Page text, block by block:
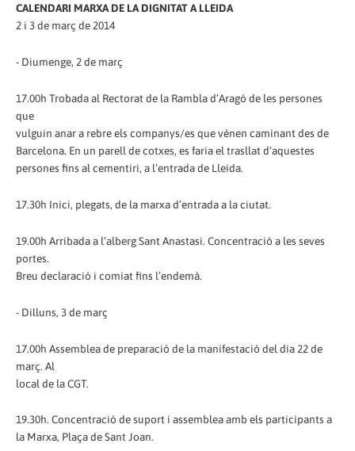
CALENDARI MARXA DE LA DIGNITAT A LLEIDA
2 i 3 de març de 2014
- Diumenge, 2 de març
17.00h Trobada al Rectorat de la Rambla d’Aragó de les persones
que
vulguin anar a rebre els companys/es que vénen caminant des de
Barcelona. En un parell de cotxes, es faria el trasllat d’aquestes
persones fins al cementiri, a l’entrada de Lleida.
17.30h Inici, plegats, de la marxa d’entrada a la ciutat.
19.00h Arribada a l’alberg Sant Anastasi. Concentració a les seves
portes.
Breu declaració i comiat fins l’endemà.
- Dilluns, 3 de març
17.00h Assemblea de preparació de la manifestació del dia 22 de
març. Al
local de la CGT.
19.30h. Concentració de suport i assemblea amb els participants a
la Marxa, Plaça de Sant Joan.